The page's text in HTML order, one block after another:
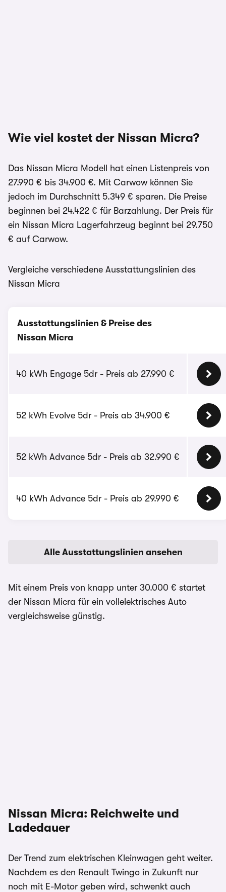
Wie viel kostet der Nissan Micra?
Das Nissan Micra Modell hat einen Listenpreis von
27.990 € bis 34.900 €. Mit Carwow können Sie
jedoch im Durchschnitt 5.349 € sparen. Die Preise
beginnen bei 24.422 € für Barzahlung. Der Preis für
ein Nissan Micra Lagerfahrzeug beginnt bei 29.750
€ auf Carwow.
Vergleiche verschiedene Ausstattungslinien des
Nissan Micra
Ausstattungslinien & Preise des
Nissan Micra
40 kWh Engage 5dr - Preis ab 27.990 €
52 kWh Evolve 5dr - Preis ab 34.900 €
52 kWh Advance 5dr - Preis ab 32.990 €
40 kWh Advance 5dr - Preis ab 29.990 €
Alle Ausstattungslinien ansehen
Mit einem Preis von knapp unter 30.000 € startet
der Nissan Micra für ein vollelektrisches Auto
vergleichsweise günstig.
Nissan Micra: Reichweite und
Ladedauer
Der Trend zum elektrischen Kleinwagen geht weiter.
Nachdem es den Renault Twingo in Zukunft nur
noch mit E-Motor geben wird, schwenkt auch